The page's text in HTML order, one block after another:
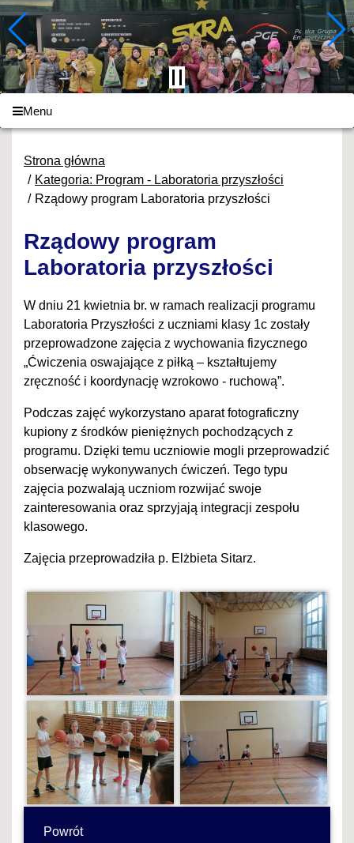
Menu
Strona główna
Kategoria: Program - Laboratoria przyszłości
Rządowy program Laboratoria przyszłości
Rządowy program
Laboratoria przyszłości
W dniu 21 kwietnia br. w ramach realizacji programu
Laboratoria Przyszłości z uczniami klasy 1c zostały
przeprowadzone zajęcia z wychowania fizycznego
„Ćwiczenia oswajające z piłką – kształtujemy
zręczność i koordynację wzrokowo - ruchową”.
Podczas zajęć wykorzystano aparat fotograficzny
kupiony z środków pieniężnych pochodzących z
programu. Dzięki temu uczniowie mogli przeprowadzić
obserwację wykonywanych ćwiczeń. Tego typu
zajęcia pozwalają uczniom rozwijać swoje
zainteresowania oraz sprzyjają integracji zespołu
klasowego.
Zajęcia przeprowadziła p. Elżbieta Sitarz.
Powrót